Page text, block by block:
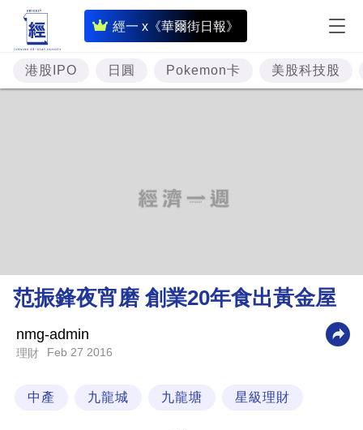
經一 x《華爾街日報》
即
時
財
經
理
財
業
技
港股IPO 日圓 Pokemon卡 美股科技股
范振鋒夜宵磨 創業20年食出黃金屋
nmg-admin
理財 Feb 27 2016
中產 九龍城 九龍塘 星級理財